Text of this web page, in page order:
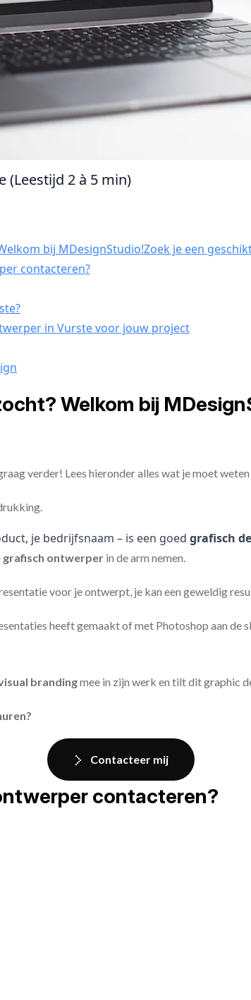
2 à 5 min)
bij MDesignStudio!Zoek je een
contacteren?
in Vurste voor jouw project
Welkom bij
verder! Lees hieronder alles wat je moet
je bedrijfsnaam – is een goed grafisch
grafisch ontwerper in de arm nemen.
voor je ontwerpt, je kan een geweldig
heeft gemaakt of met Photoshop aan de
brandingmee in zijn werk en tilt dit graphic
Contacteer mij
contacteren?